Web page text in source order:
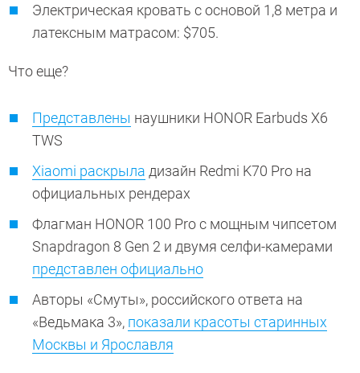
Электрическая кровать с основой 1,8 метра и
латексным матрасом: $705.
Что еще?
Представлены наушники HONOR Earbuds X6
TWS
Xiaomi раскрыла дизайн Redmi K70 Pro на
официальных рендерах
Флагман HONOR 100 Pro с мощным чипсетом
Snapdragon 8 Gen 2 и двумя селфи-камерами
представлен официально
Авторы «Смуты», российского ответа на
«Ведьмака 3», показали красоты старинных
Москвы и Ярославля